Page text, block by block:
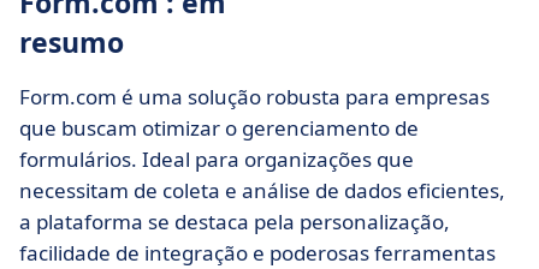
resumo
Form.com é uma solução robusta para empresas
que buscam otimizar o gerenciamento de
formulários. Ideal para organizações que
necessitam de coleta e análise de dados eficientes,
a plataforma se destaca pela personalização,
facilidade de integração e poderosas ferramentas